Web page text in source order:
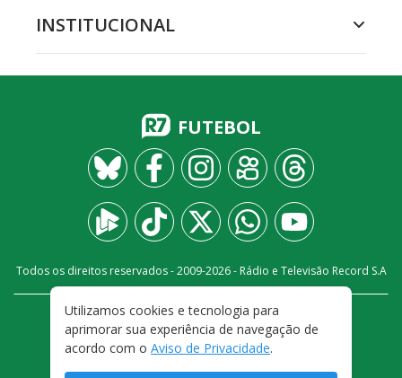
INSTITUCIONAL
FUTEBOL
Todos os direitos reservados - 2009-2026- Rádio e Televisão Record S.A
FALE CONOSCO
PRIVACIDADE
TERMOS E CONDIÇÕES DE USO
Utilizamos cookies e tecnologia para
aprimorar sua experiência de navegação de
acordo com o Aviso de Privacidade.